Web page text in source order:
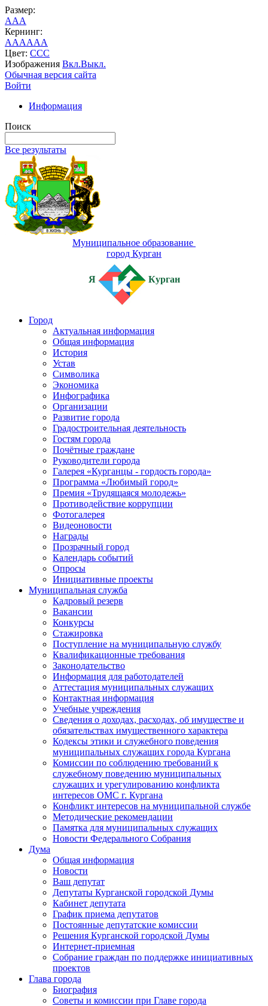
Размер:
AAA
Кернинг:
AAAAAA
Цвет: CCC
Изображения Вкл.Выкл.
Обычная версия сайта
Войти
Информация
Поиск
Все результаты
Муниципальное образование
город Курган
Я Курган
Город
Актуальная информация
Общая информация
История
Устав
Символика
Экономика
Инфографика
Организации
Развитие города
Градостроительная деятельность
Гостям города
Почётные граждане
Руководители города
Галерея «Курганцы - гордость города»
Программа «Любимый город»
Премия «Трудящаяся молодежь»
Противодействие коррупции
Фотогалерея
Видеоновости
Награды
Прозрачный город
Календарь событий
Опросы
Инициативные проекты
Муниципальная служба
Кадровый резерв
Вакансии
Конкурсы
Стажировка
Поступление на муниципальную службу
Квалификационные требования
Законодательство
Информация для работодателей
Аттестация муниципальных служащих
Контактная информация
Учебные учреждения
Сведения о доходах, расходах, об имуществе и
обязательствах имущественного характера
Кодексы этики и служебного поведения
муниципальных служащих города Кургана
Комиссии по соблюдению требований к
служебному поведению муниципальных
служащих и урегулированию конфликта
интересов ОМС г. Кургана
Конфликт интересов на муниципальной службе
Методические рекомендации
Памятка для муниципальных служащих
Новости Федерального Cобрания
Дума
Общая информация
Новости
Ваш депутат
Депутаты Курганской городской Думы
Кабинет депутата
График приема депутатов
Постоянные депутатские комиссии
Решения Курганской городской Думы
Интернет-приемная
Собрание граждан по поддержке инициативных
проектов
Глава города
Биография
Советы и комиссии при Главе города